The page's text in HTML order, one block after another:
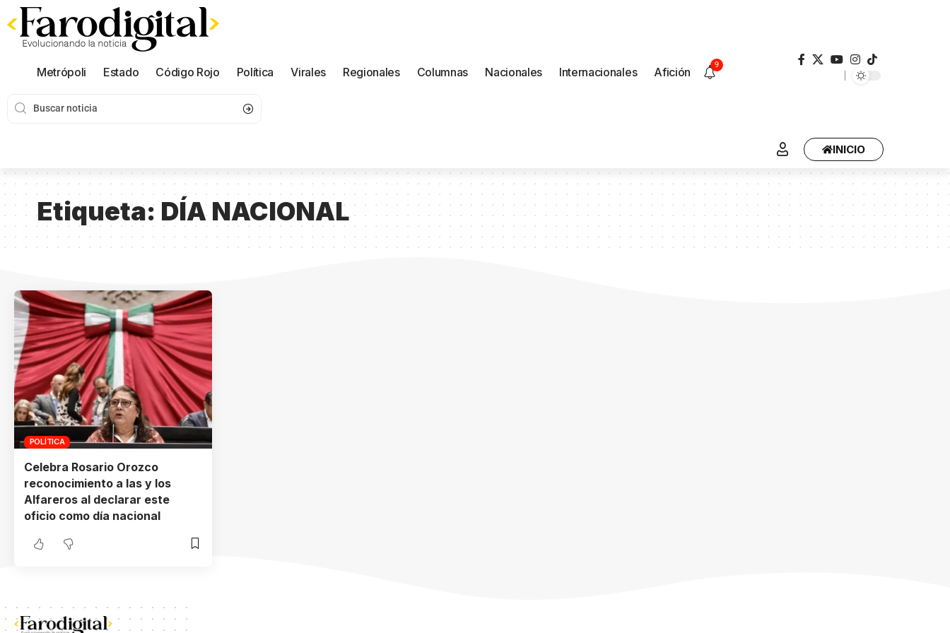
Metrópoli Estado Código Rojo Política Virales Regionales Columnas Nacionales Internacionales Afición
9
INICIO
Etiqueta: DÍA NACIONAL
POLÍTICA
Celebra Rosario Orozco
reconocimiento a las y los
Alfareros al declarar este
oficio como día nacional